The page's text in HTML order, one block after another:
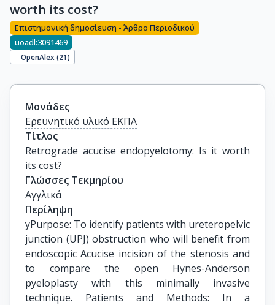
worth its cost?
Επιστημονική δημοσίευση - Άρθρο Περιοδικού
uoadl:3091469
OpenAlex (21)
Μονάδες
Ερευνητικό υλικό ΕΚΠΑ
Τίτλος
Retrograde acucise endopyelotomy: Is it worth
its cost?
Γλώσσες Τεκμηρίου
Αγγλικά
Περίληψη
yPurpose: To identify patients with ureteropelvic
junction (UPJ) obstruction who will benefit from
endoscopic Acucise incision of the stenosis and
to compare the open Hynes-Anderson
pyeloplasty with this minimally invasive
technique. Patients and Methods: In a